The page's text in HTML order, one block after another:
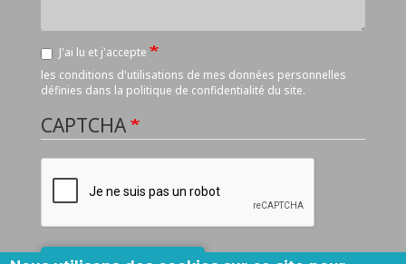
J'ai lu et j'accepte
les conditions d'utilisations de mes données personnelles
définies dans la politique de confidentialité du site.
CAPTCHA